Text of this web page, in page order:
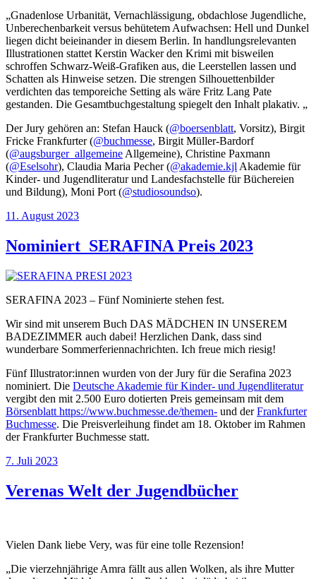
„Gnadenlose Urbanität, Vernachlässigung, obdachlose Jugendliche,
Unberechenbarkeit versus behütetem Aufwachsen: Hell und Dunkel
liegen dicht beieinander in diesem Berlin. In handlungsrelevanten
Illustrationen stattet Kerstin Wacker den Krimi mit bisweilen
schroffen Schwarz-Weiß-Grafiken aus, die Leerstellen lassen und
Schatten als Hinweise setzen. Die strengen Silhouettenbilder
verdichten das temporeiche Setting als wäre Fritz Lang Pate
gestanden. Die Gesamtbuchgestaltung spiegelt den Inhalt plakativ. „
Der Jury gehören an: Stefan Hauck (@boersenblatt, Vorsitz), Birgit
Fricke Frankfurter (@buchmesse, Birgit Müller-Bardorf
(@augsburger_allgemeineAllgemeine), Christine Paxmann
(@Eselsohr), Claudia Maria Pecher (@akademie.kjlAkademie für
Kinder- und Jugendliteratur und Landesfachstelle für Büchereien
und Bildung), Moni Port (@studiosoundso).
Veröffentlicht
11. August 2023
Nominiert_SERAFINA Preis 2023
SERAFINA 2023 – Fünf Nominierte stehen fest.
Wir sind mit unserem Buch DAS MÄDCHEN IN UNSEREM
BADEZIMMER auch dabei! Herzlichen Dank, dass sind
wunderbare Sommerferiennachrichten. Ich freue mich riesig!
Fünf Illustrator:innen wurden von der Jury für die Serafina 2023
nominiert. Die Deutsche Akademie für Kinder- und Jugendliteratur
vergibt den mit 2.500 Euro dotierten Preis gemeinsam mit dem
Börsenblatt https://www.buchmesse.de/themen- und derFrankfurter
Buchmesse. Die Preisverleihung findet am 18. Oktober im Rahmen
der Frankfurter Buchmesse statt.
Veröffentlicht
7. Juli 2023
Verenas Welt der Jugendbücher
Vielen Dank liebe Very, was für eine tolle Rezension!
„Die vierzehnjährige Amra fällt aus allen Wolken, als ihre Mutter